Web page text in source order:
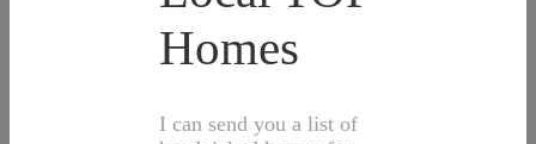
Homes
I can send you a list of